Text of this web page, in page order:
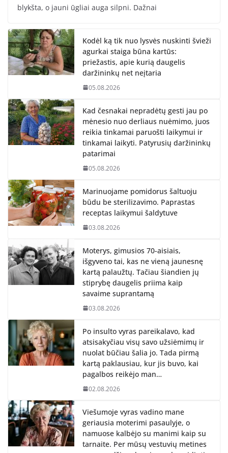
blykšta, o jauni ūgliai auga silpni. Dažnai
Kodėl ką tik nuo lysvės nuskinti švieži
agurkai staiga būna kartūs:
priežastis, apie kurią daugelis
daržininkų net neįtaria
05.08.2026
Kad česnakai nepradėtų gesti jau po
mėnesio nuo derliaus nuėmimo, juos
reikia tinkamai paruošti laikymui ir
tinkamai laikyti. Patyrusių daržininkų
patarimai
05.08.2026
Marinuojame pomidorus šaltuoju
būdu be sterilizavimo. Paprastas
receptas laikymui šaldytuve
03.08.2026
Moterys, gimusios 70-aisiais,
išgyveno tai, kas ne vieną jaunesnę
kartą palaužtų. Tačiau šiandien jų
stiprybę daugelis priima kaip
savaime suprantamą
03.08.2026
Po insulto vyras pareikalavo, kad
atsisakyčiau visų savo užsiėmimų ir
nuolat būčiau šalia jo. Tada pirmą
kartą paklausiau, kur jis buvo, kai
pagalbos reikėjo man…
02.08.2026
Viešumoje vyras vadino mane
geriausia moterimi pasaulyje, o
namuose kalbėjo su manimi kaip su
tarnaite. Per mūsų vestuvių metines